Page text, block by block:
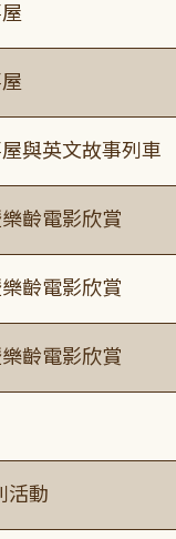
屋與英文故事列車
樂齡電影欣賞
樂齡電影欣賞
樂齡電影欣賞
活動